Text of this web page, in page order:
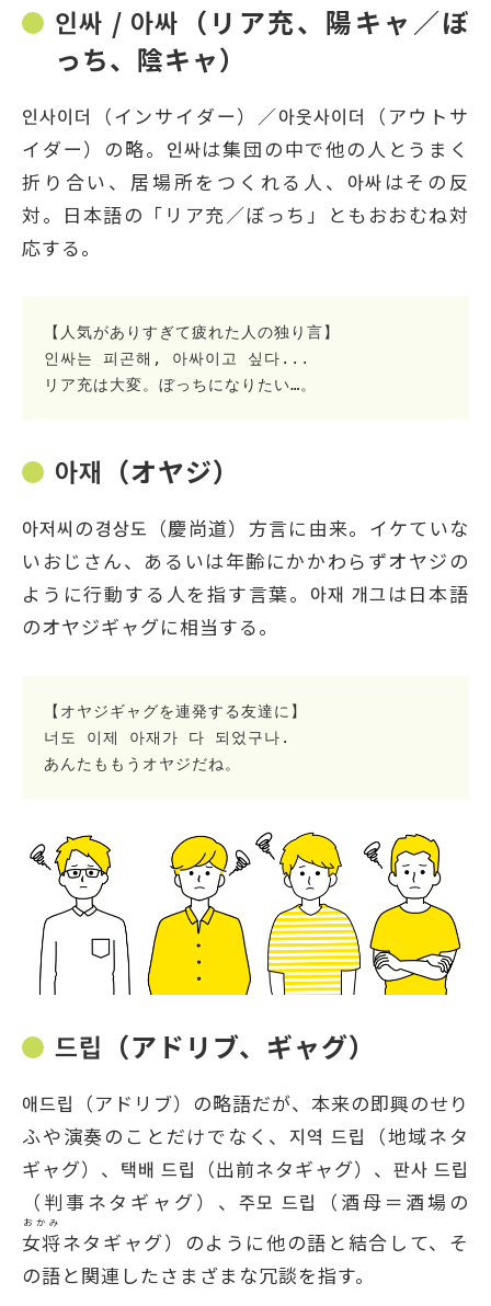
인싸 / 아싸（リア充、陽キャ／ぼ
っち、陰キャ）
인사이더（インサイダー）／아웃사이더（アウトサ
イダー）の略。인싸は集団の中で他の人とうまく
折り合い、居場所をつくれる人、아싸はその反
対。日本語の「リア充／ぼっち」ともおおむね対
応する。
【人気がありすぎて疲れた人の独り言】
인싸는 피곤해, 아싸이고 싶다...
リア充は大変。ぼっちになりたい…。
아재（オヤジ）
아저씨の경상도（慶尚道）方言に由来。イケていな
いおじさん、あるいは年齢にかかわらずオヤジの
ように行動する人を指す言葉。아재 개그は日本語
のオヤジギャグに相当する。
【オヤジギャグを連発する友達に】
너도 이제 아재가 다 되었구나.
あんたももうオヤジだね。
드립（アドリブ、ギャグ）
애드립（アドリブ）の略語だが、本来の即興のせり
ふや演奏のことだけでなく、지역 드립（地域ネタ
ギャグ）、택배 드립（出前ネタギャグ）、판사 드립
（判事ネタギャグ）、주모 드립（酒母＝酒場の
女将
おかみ
ネタギャグ）のように他の語と結合して、そ
の語と関連したさまざまな冗談を指す。